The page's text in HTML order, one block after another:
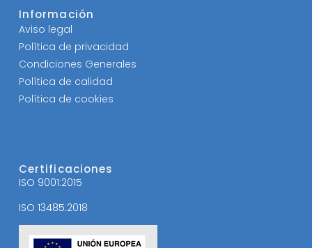
Información
Aviso legal
Política de privacidad
Condiciones Generales
Política de calidad
Política de cookies
Certificaciones
ISO 9001:2015
ISO 13485:2018